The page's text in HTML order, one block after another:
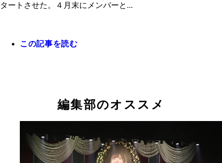
タートさせた。４月末にメンバーと...
この記事を読む
編集部のオススメ